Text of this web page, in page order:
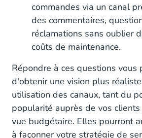
commandes via un canal
des commentaires,
réclamations sans oublier
coûts de maintenance.
Répondre à ces questions vous
d'obtenir une vision plus
utilisation des canaux, tant du
popularité auprès de vos
vue budgétaire. Elles pourront
à façonner votre stratégie de